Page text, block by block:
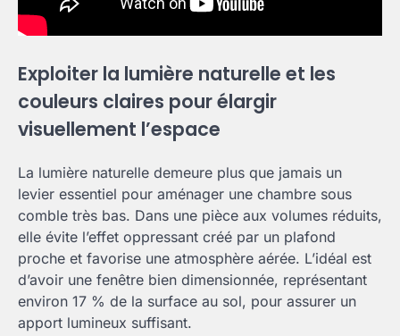
Exploiter la lumière naturelle et les
couleurs claires pour élargir
visuellement l’espace
La lumière naturelle demeure plus que jamais un
levier essentiel pour aménager une chambre sous
comble très bas. Dans une pièce aux volumes réduits,
elle évite l’effet oppressant créé par un plafond
proche et favorise une atmosphère aérée. L’idéal est
d’avoir une fenêtre bien dimensionnée, représentant
environ 17 % de la surface au sol, pour assurer un
apport lumineux suffisant.